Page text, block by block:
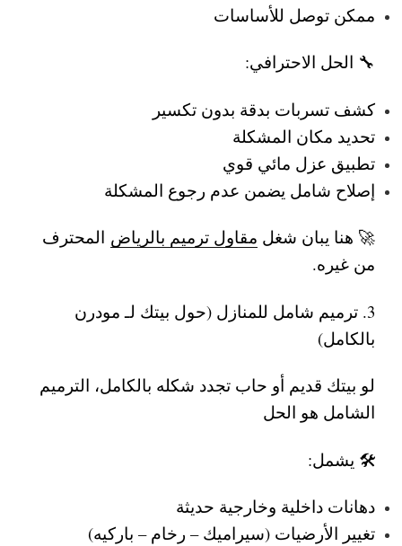
ممكن توصل للأساسات
🔧 الحل الاحترافي:
كشف تسربات بدقة بدون تكسير
تحديد مكان المشكلة
تطبيق عزل مائي قوي
إصلاح شامل يضمن عدم رجوع المشكلة
🚀 هنا يبان شغل مقاول ترميم بالرياض المحترف
من غيره.
3. ترميم شامل للمنازل (حول بيتك لـ مودرن
بالكامل)
لو بيتك قديم أو حاب تجدد شكله بالكامل، الترميم
الشامل هو الحل
🛠️ يشمل:
دهانات داخلية وخارجية حديثة
تغيير الأرضيات (سيراميك – رخام – باركيه)